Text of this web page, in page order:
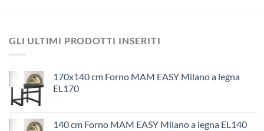
GLI ULTIMI PRODOTTI INSERITI
170x140 cm Forno MAM EASY Milano a legna
EL170
140 cm Forno MAM EASY Milano a legna EL140